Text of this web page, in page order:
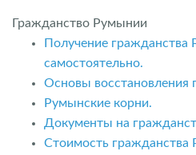
Гражданство Румынии
Получение
самостоятельно.
Основы восстановления
Румынские корни.
Документы на
Стоимость гражданства